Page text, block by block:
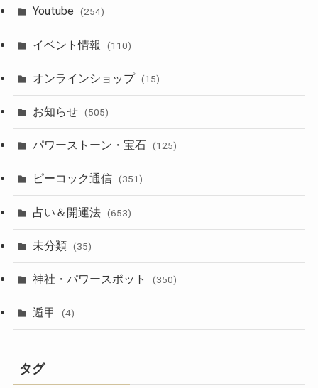
Youtube (254)
イベント情報 (110)
オンラインショップ (15)
お知らせ (505)
パワーストーン・宝石 (125)
ピーコック通信 (351)
占い＆開運法 (653)
未分類 (35)
神社・パワースポット (350)
遁甲 (4)
タグ